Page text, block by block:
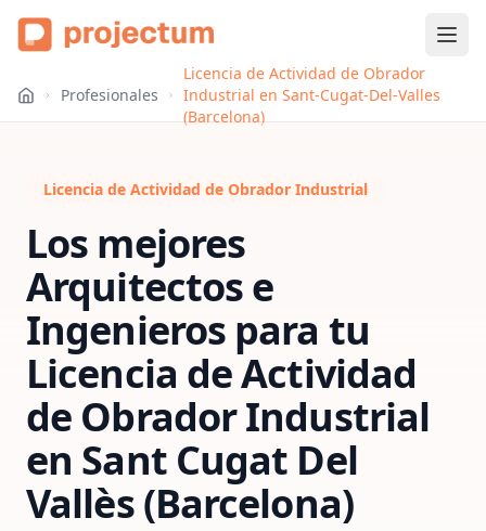
Profesionales
Licencia de Actividad de Obrador
Industrial en Sant-Cugat-Del-Valles
(Barcelona)
Licencia de Actividad de Obrador Industrial
Los mejores
Arquitectos e
Ingenieros para tu
Licencia de Actividad
de Obrador Industrial
en Sant Cugat Del
Vallès (Barcelona)